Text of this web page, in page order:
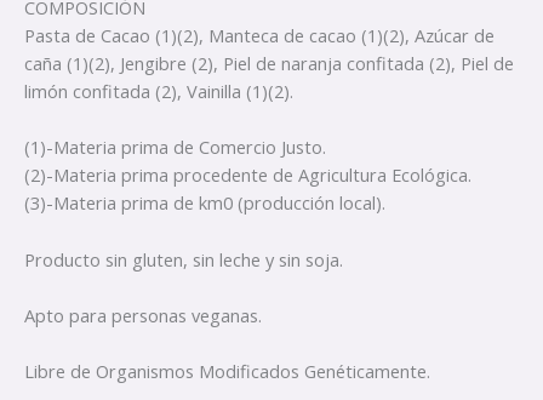
COMPOSICIÓN
Pasta de Cacao (1)(2), Manteca de cacao (1)(2), Azúcar de
caña (1)(2), Jengibre (2), Piel de naranja confitada (2), Piel de
limón confitada (2), Vainilla (1)(2).
(1)-Materia prima de Comercio Justo.
(2)-Materia prima procedente de Agricultura Ecológica.
(3)-Materia prima de km0 (producción local).
Producto sin gluten, sin leche y sin soja.
Apto para personas veganas.
Libre de Organismos Modificados Genéticamente.